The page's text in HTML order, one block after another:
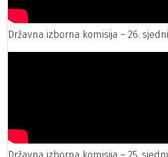
Državna izborna komisija – 26.
Državna izborna komisija – 25.